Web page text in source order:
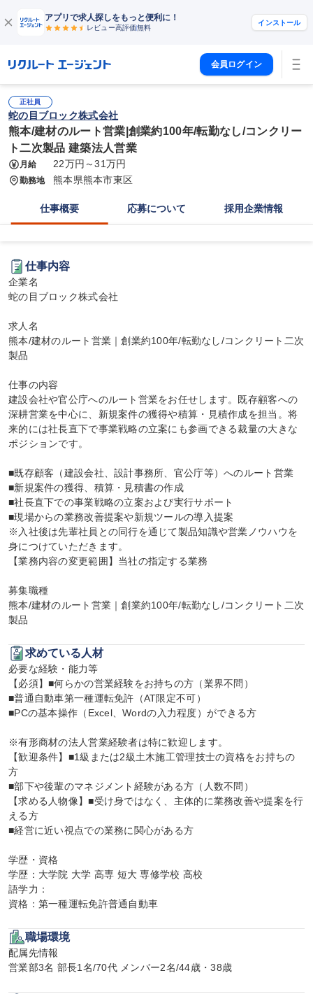
アプリで求人探しをもっと便利に！
レビュー高評価無料
インストール
会員ログイン
正社員
蛇の目ブロック株式会社
熊本/建材のルート営業|創業約100年/転勤なし/コンクリー
ト二次製品 建築法人営業
月給 22万円～31万円
勤務地 熊本県熊本市東区
仕事概要 応募について 採用企業情報
仕事内容
企業名
蛇の目ブロック株式会社
求人名
熊本/建材のルート営業｜創業約100年/転勤なし/コンクリート二次
製品
仕事の内容
建設会社や官公庁へのルート営業をお任せします。既存顧客への
深耕営業を中心に、新規案件の獲得や積算・見積作成を担当。将
来的には社長直下で事業戦略の立案にも参画できる裁量の大きな
ポジションです。
■既存顧客（建設会社、設計事務所、官公庁等）へのルート営業
■新規案件の獲得、積算・見積書の作成
■社長直下での事業戦略の立案および実行サポート
■現場からの業務改善提案や新規ツールの導入提案
※入社後は先輩社員との同行を通じて製品知識や営業ノウハウを
身につけていただきます。
【業務内容の変更範囲】当社の指定する業務
募集職種
熊本/建材のルート営業｜創業約100年/転勤なし/コンクリート二次
製品
求めている人材
必要な経験・能力等
【必須】■何らかの営業経験をお持ちの方（業界不問）
■普通自動車第一種運転免許（AT限定不可）
■PCの基本操作（Excel、Wordの入力程度）ができる方
※有形商材の法人営業経験者は特に歓迎します。
【歓迎条件】■1級または2級土木施工管理技士の資格をお持ちの
方
■部下や後輩のマネジメント経験がある方（人数不問）
【求める人物像】■受け身ではなく、主体的に業務改善や提案を行
える方
■経営に近い視点での業務に関心がある方
学歴・資格
学歴：大学院 大学 高専 短大 専修学校 高校
語学力：
資格：第一種運転免許普通自動車
職場環境
配属先情報
営業部3名 部長1名/70代 メンバー2名/44歳・38歳